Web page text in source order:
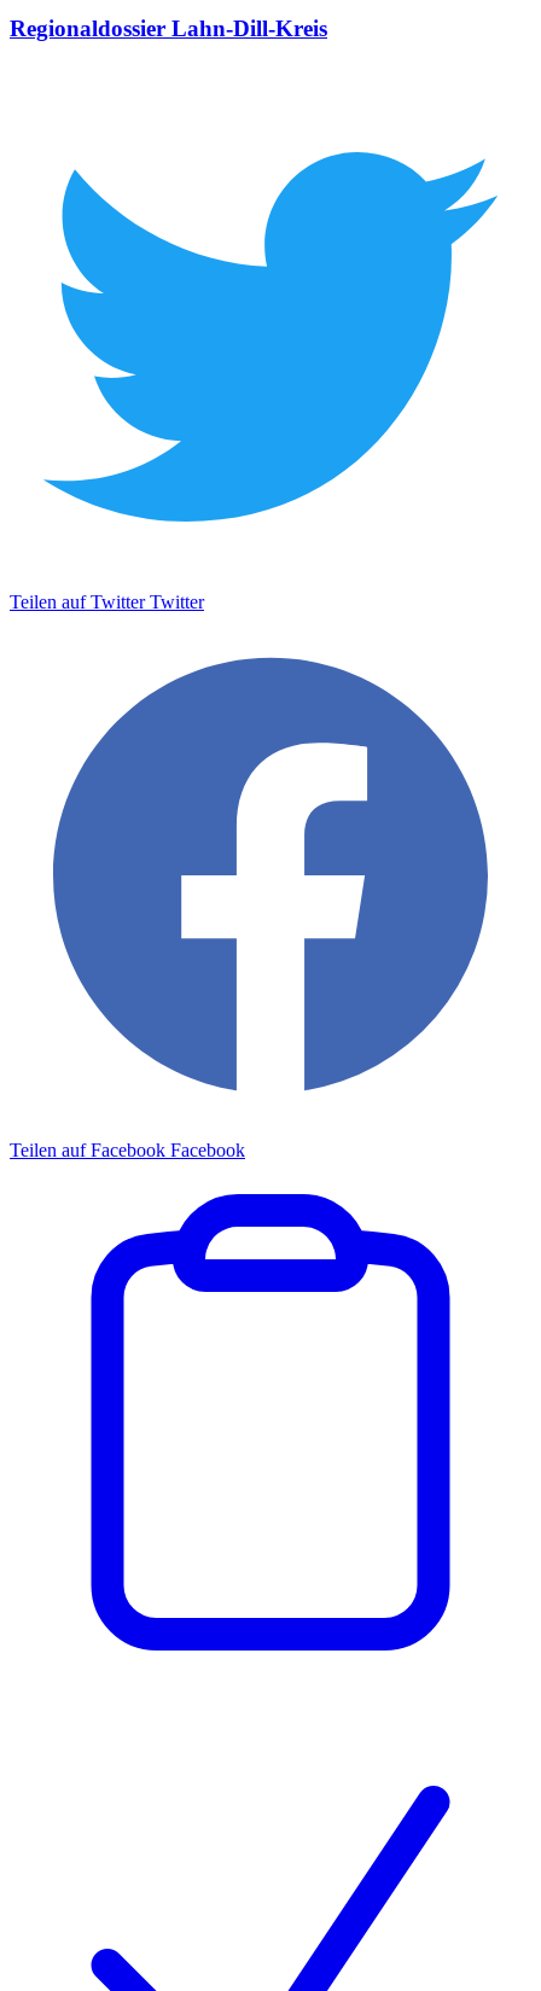
Regionaldossier Lahn-Dill-Kreis
Teilen auf Twitter Twitter
Teilen auf Facebook Facebook